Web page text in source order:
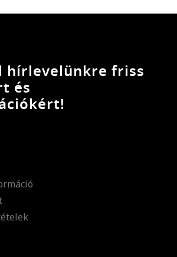
hírlevelünkre friss
és